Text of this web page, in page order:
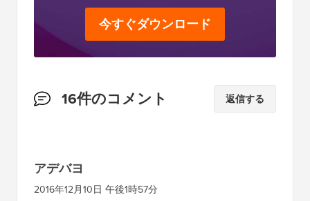
今すぐダウンロード
読
の
イ
16件のコメント 返信する
アデバヨ
2016年12月10日 午後1時57分